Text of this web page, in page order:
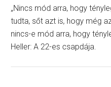
„Nincs mód arra, hogy
tudta, sőt azt is, hogy még
nincs-e mód arra, hogy
Heller: A 22-es csapdája.